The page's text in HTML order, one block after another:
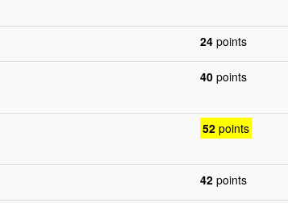
24 points
40 points
52points
42 points